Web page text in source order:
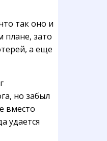
так оно и
плане, зато
а еще
но забыл
вместо
удается